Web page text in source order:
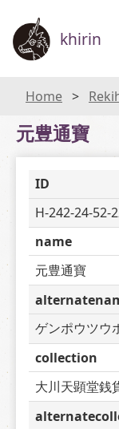
khirin
Home Rekihaku
元豊通寶
ID
H-242-24-52-
name
元豊通寶
ゲンポウツウ
collection
大川天顕堂銭